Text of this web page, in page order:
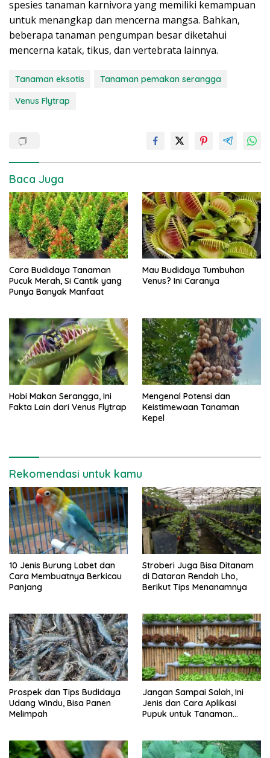
spesies tanaman karnivora yang memiliki kemampuan
untuk menangkap dan mencerna mangsa. Bahkan,
beberapa tanaman pengumpan besar diketahui
mencerna katak, tikus, dan vertebrata lainnya.
Tanaman eksotis
Tanaman pemakan serangga
Venus Flytrap
Baca Juga
Cara Budidaya Tanaman
Pucuk Merah, Si Cantik yang
Punya Banyak Manfaat
Mau Budidaya Tumbuhan
Venus? Ini Caranya
Hobi Makan Serangga, Ini
Fakta Lain dari Venus Flytrap
Mengenal Potensi dan
Keistimewaan Tanaman
Kepel
Rekomendasi untuk kamu
10 Jenis Burung Labet dan
Cara Membuatnya Berkicau
Panjang
Stroberi Juga Bisa Ditanam
di Dataran Rendah Lho,
Berikut Tips Menanamnya
Prospek dan Tips Budidaya
Udang Windu, Bisa Panen
Melimpah
Jangan Sampai Salah, Ini
Jenis dan Cara Aplikasi
Pupuk untuk Tanaman